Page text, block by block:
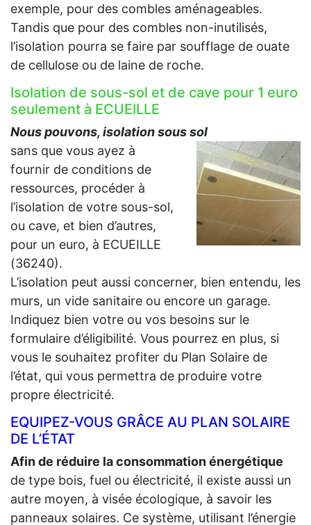
exemple, pour des combles aménageables.
Tandis que pour des combles non-inutilisés,
l’isolation pourra se faire par soufflage de ouate
de cellulose ou de laine de roche.
Isolation de sous-sol et de cave pour 1 euro
seulement à ECUEILLE
Nous pouvons, isolation sous sol
sans que vous ayez à
fournir de conditions de
ressources, procéder à
l’isolation de votre sous-sol,
ou cave, et bien d’autres,
pour un euro, à ECUEILLE
(36240).
L’isolation peut aussi concerner, bien entendu, les
murs, un vide sanitaire ou encore un garage.
Indiquez bien votre ou vos besoins sur le
formulaire d’éligibilité. Vous pourrez en plus, si
vous le souhaitez profiter du Plan Solaire de
l’état, qui vous permettra de produire votre
propre électricité.
EQUIPEZ-VOUS GRÂCE AU PLAN SOLAIRE
DE L’ÉTAT
Afin de réduire la consommation énergétique
de type bois, fuel ou électricité, il existe aussi un
autre moyen, à visée écologique, à savoir les
panneaux solaires. Ce système, utilisant l’énergie